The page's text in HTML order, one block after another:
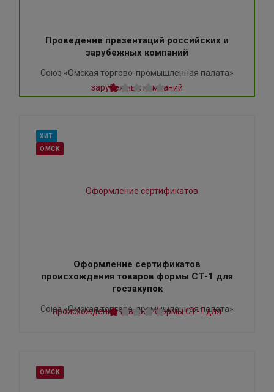
Проведение презентаций российских и
зарубежных компаний
Союз «Омская торгово-промышленная палата»
ХИТ
ОМСК
Оформление сертификатов
происхождения товаров формы СТ-1 для
госзакупок
Союз «Омская торгово-промышленная палата»
ОМСК